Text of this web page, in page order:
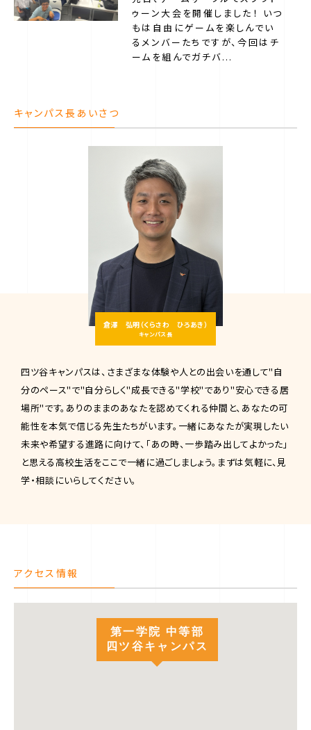
ゥーン大会を開催しました！ いつ
もは自由にゲームを楽しんでい
るメンバーたちですが、今回はチ
ームを組んでガチバ...
キャンパス長あいさつ
倉澤 弘明（くらさわ ひろあき）
キャンパス長
四ツ谷キャンパスは、さまざまな体験や人との出会いを通して"自
分のペース"で"自分らしく"成長できる"学校"であり"安心できる居
場所"です。ありのままのあなたを認めてくれる仲間と、あなたの可
能性を本気で信じる先生たちがいます。一緒にあなたが実現したい
未来や希望する進路に向けて、「あの時、一歩踏み出してよかった」
と思える高校生活をここで一緒に過ごしましょう。まずは気軽に、見
学・相談にいらしてください。
アクセス情報
第一学院 中等部
四ツ谷キャンパス